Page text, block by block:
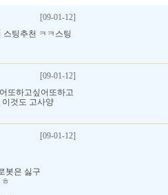
[09-01-12]
스팅추천 ㅋㅋ스팅
[09-01-12]
또하고싶어또하고
것도 고사양
[09-01-12]
봇은 싫구